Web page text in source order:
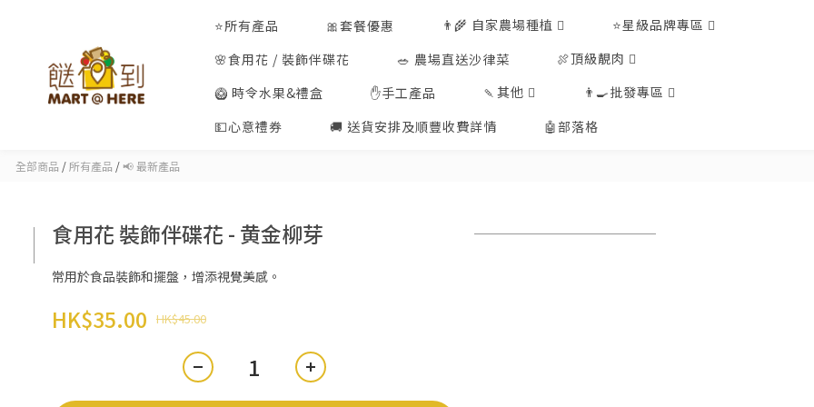
⭐所有產品 🎀套餐優惠 👨‍🌾 自家農場種植
⭐星級品牌專區
🌸食用花 / 裝飾伴碟花
🥗 農場直送沙律菜
🍖頂級靚肉
🥝 時令水果&禮盒
✋手工產品 🍡其他
👨‍🍳批發專區
💵心意禮券
🚚 送貨安排及順豐收費詳情 🤖部落格
全部商品 /所有產品 / 📢 最新產品
食用花 裝飾伴碟花 - 黄金柳芽
常用於食品裝飾和擺盤，增添視覺美感。
HK$45.00
HK$35.00